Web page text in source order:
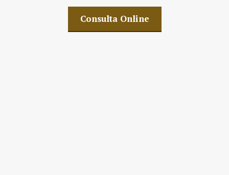
Consulta Online